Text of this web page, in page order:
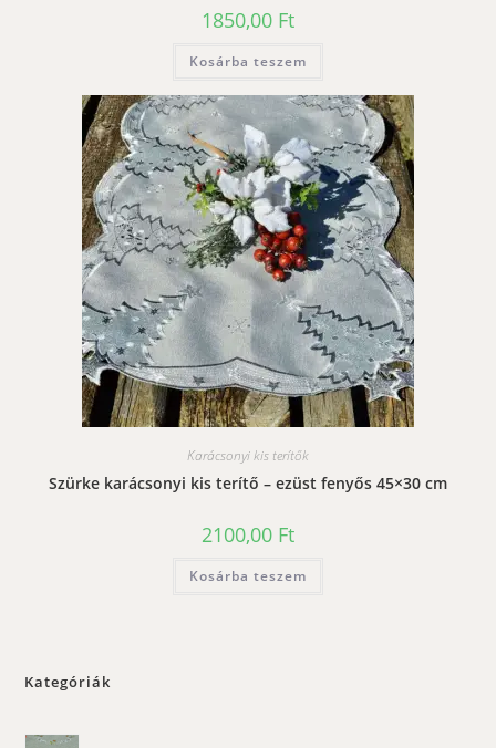
1850,00 Ft
Kosárba teszem
Karácsonyi kis terítők
Szürke karácsonyi kis terítő – ezüst fenyős 45×30 cm
2100,00 Ft
Kosárba teszem
Kategóriák